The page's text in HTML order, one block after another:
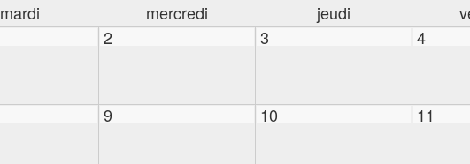
mardi mercredi jeudi
2 3 4
9 10 11